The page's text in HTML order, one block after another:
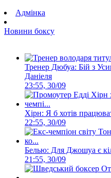
Адмінка
Новини боксу
Тренер Дюбуа: Бій з
Даніеля
23:55, 30/09
Хірн: Я б хотів
22:55, 30/09
Белью: Для Джошуа є
21:55, 30/09